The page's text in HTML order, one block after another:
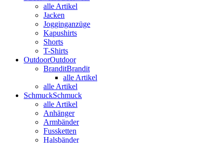
alle Artikel
Jacken
Jogginganzüge
Kapushirts
Shorts
T-Shirts
OutdoorOutdoor
BranditBrandit
alle Artikel
alle Artikel
SchmuckSchmuck
alle Artikel
Anhänger
Armbänder
Fussketten
Halsbänder